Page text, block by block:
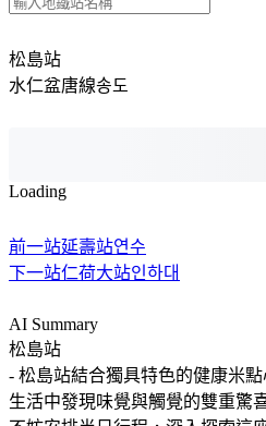
松島站
水仁盆唐線송도
Loading
前一站延壽站연수
下一站仁荷大站인하대
AI Summary
松島站
- 松島站結合獨具特色的健康米
生活中發現味覺與觸覺的雙重驚